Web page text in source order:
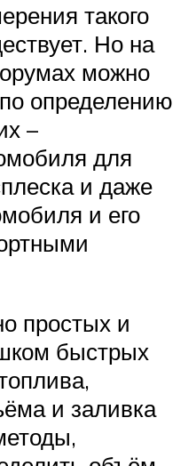
такого
Но на
можно
определению
–
для
и даже
и его
простых и
быстрых
и заливка